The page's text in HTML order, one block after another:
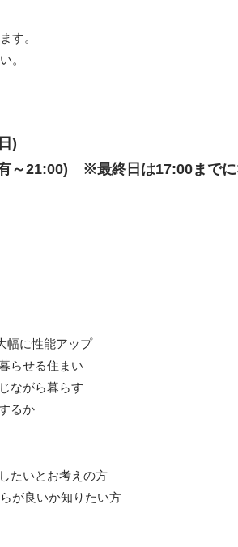
す。
。
)
～21:00) ※最終日は17:00まで
幅に性能アップ
らせる住まい
ながら暮らす
るか
たいとお考えの方
が良いか知りたい方